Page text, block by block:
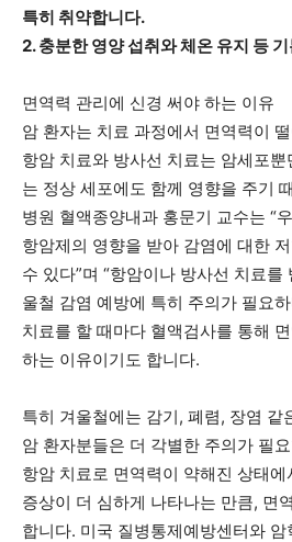
특히 취약합니다.
2. 충분한 영양 섭취와 체온 유지 등
면역력 관리에 신경 써야 하는 이유
암 환자는 치료 과정에서 면역력이
항암 치료와 방사선 치료는 암세포
는 정상 세포에도 함께 영향을 주기
병원 혈액종양내과 홍문기 교수는 “
항암제의 영향을 받아 감염에 대한
수 있다”며 “항암이나 방사선 치료를
울철 감염 예방에 특히 주의가 필요
치료를 할 때마다 혈액검사를 통해
하는 이유이기도 합니다.
특히 겨울철에는 감기, 폐렴, 장염 같
암 환자분들은 더 각별한 주의가 필
항암 치료로 면역력이 약해진 상태
증상이 더 심하게 나타나는 만큼, 면
합니다. 미국 질병통제예방센터와